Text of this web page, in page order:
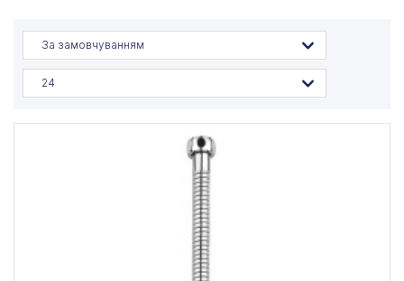
За замовчуванням
24